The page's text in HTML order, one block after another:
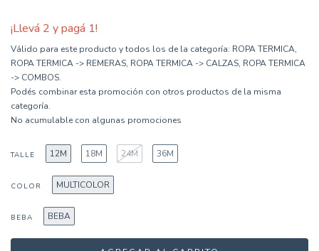
¡Llevá 2 y pagá 1!
Válido para este producto y todos los de la categoría: ROPA TERMICA,
ROPA TERMICA -> REMERAS, ROPA TERMICA -> CALZAS, ROPA TERMICA
-> COMBOS.
Podés combinar esta promoción con otros productos de la misma
categoría.
No acumulable con algunas promociones
TALLE 12M 18M 24M 36M
COLOR MULTICOLOR
BEBA BEBA